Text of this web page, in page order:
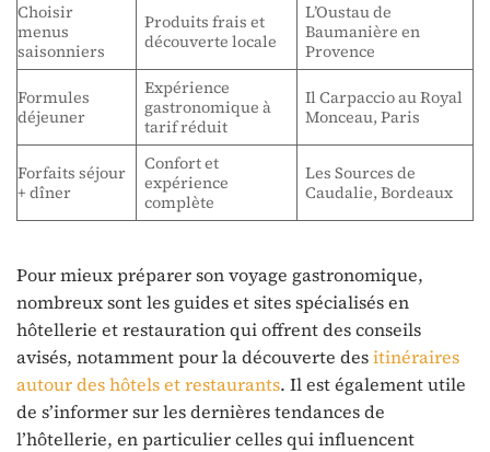
Choisir
menus
saisonniers
Produits frais et
découverte locale
L’Oustau de
Baumanière en
Provence
Formules
déjeuner
Expérience
gastronomique à
tarif réduit
Il Carpaccio au Royal
Monceau, Paris
Forfaits séjour
+ dîner
Confort et
expérience
complète
Les Sources de
Caudalie, Bordeaux
Pour mieux préparer son voyage gastronomique,
nombreux sont les guides et sites spécialisés en
hôtellerie et restauration qui offrent des conseils
avisés, notamment pour la découverte desitinéraires
autour des hôtels et restaurants. Il est également utile
de s’informer sur les dernières tendances de
l’hôtellerie, en particulier celles qui influencent